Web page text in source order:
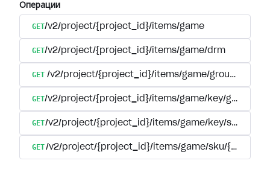
Операции
GET/v2/project/{project_id}/items/game
GET/v2/project/{project_id}/items/game/drm
GET /v2/project/{project_id}/items/game/group/
GET/v2/project/{project_id}/items/game/key/group/
GET/v2/project/{project_id}/items/game/key/sku/
GET/v2/project/{project_id}/items/game/sku/